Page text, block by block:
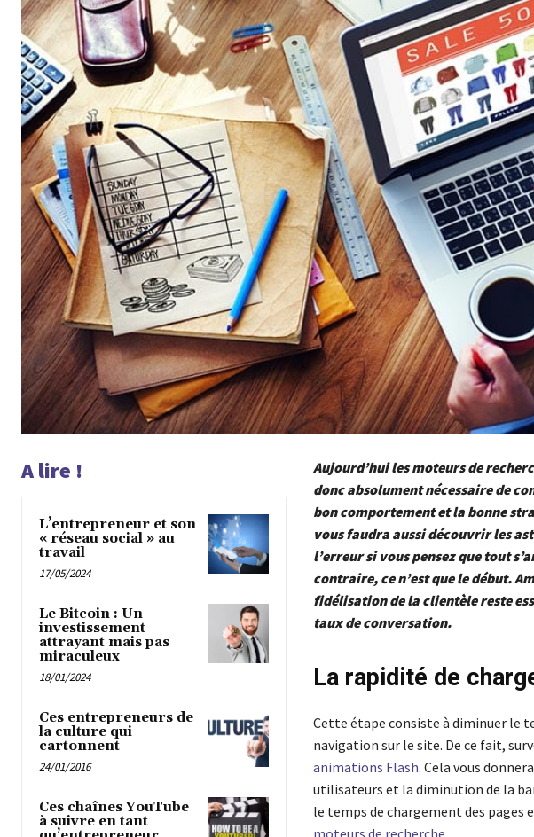
A lire !
L’entrepreneur et son
« réseau social » au
travail
17/05/2024
Le Bitcoin : Un
investissement
attrayant mais pas
miraculeux
18/01/2024
Ces entrepreneurs de
la culture qui
cartonnent
24/01/2016
Ces chaînes YouTube
à suivre en tant
Aujourd’hui les moteurs de
donc absolument nécessaire de
bon comportement et la bonne
vous faudra aussi découvrir les
l’erreur si vous pensez que tout
contraire, ce n’est que le début.
fidélisation de la clientèle reste
taux de conversation.
La rapidité de
Cette étape consiste à diminuer le
navigation sur le site. De ce fait,
animations Flash. Cela vous
utilisateurs et la diminution de la
le temps de chargement des pages